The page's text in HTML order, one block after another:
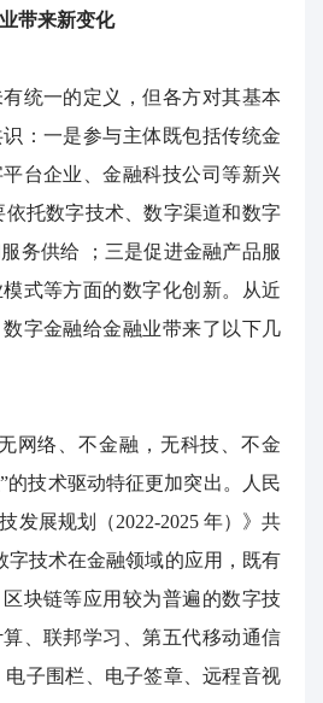
带来新变化
统一的定义，但各方对其基本
：一是参与主体既包括传统金
台企业、金融科技公司等新兴
依托数字技术、数字渠道和数字
务供给
；三是促进金融产品服
式等方面的数字化创新。从近
字金融给金融业带来了以下几
网络、不金融，无科技、不金
的技术驱动特征更加突出。人民
发展规划（2022-2025 年）》共
字技术在金融领域的应用，既有
块链等应用较为普遍的数字技
、联邦学习、第五代移动通信
电子围栏、电子签章、远程音视